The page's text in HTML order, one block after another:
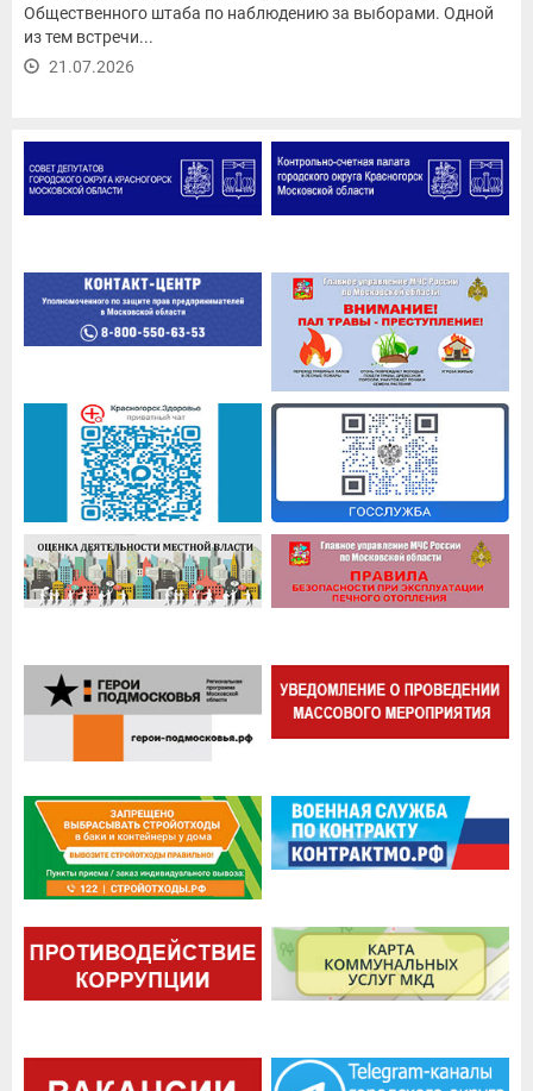
Общественного штаба по наблюдению за выборами. Одной
из тем встречи...
21.07.2026